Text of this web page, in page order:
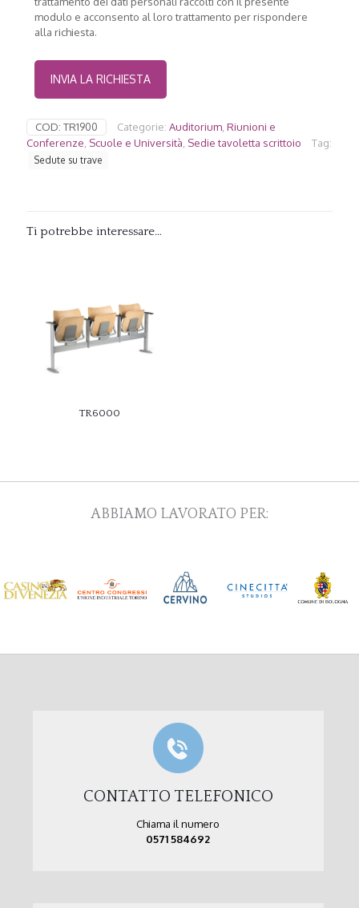
modulo e acconsento al loro trattamento per rispondere
alla richiesta.
COD: TR1900 Categorie: Auditorium Riunioni e
Conferenze Scuole e Università Sedie tavoletta scrittoio Tag:
Sedute su trave
Ti potrebbe interessare…
TR6000
ABBIAMO LAVORATO PER:
CONTATTO TELEFONICO
Chiama il numero
0571 584692